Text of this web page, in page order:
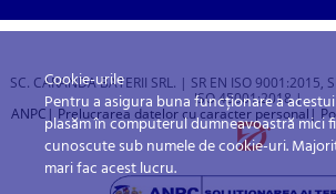
SC. CARANDA BATERII SRL. | SR EN ISO 9001:2015,
ISO 45001:2018 |
ANPC | Prelucrarea datelor cu caracter personal|
Cookie-urile
Pentru a asigura buna funcționare a
plasăm în computerul dumneavoastră mici
cunoscute sub numele de cookie-uri.
mari fac acest lucru.